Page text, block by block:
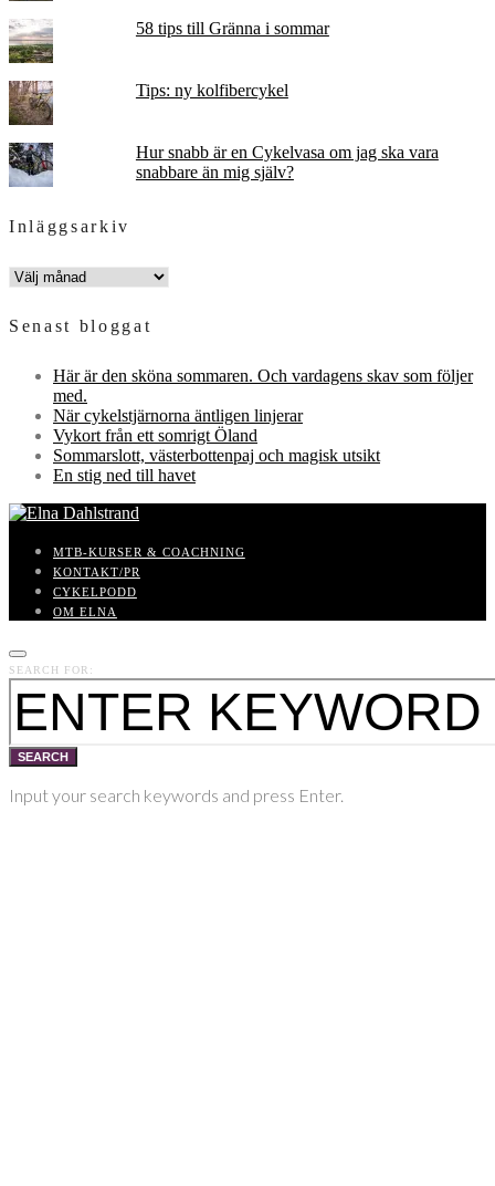
58 tips till Gränna i sommar
Tips: ny kolfibercykel
Hur snabb är en Cykelvasa om jag ska vara
snabbare än mig själv?
Inläggsarkiv
INLÄGGSARKIV
Senast bloggat
Här är den sköna sommaren. Och vardagens skav som följer
med.
När cykelstjärnorna äntligen linjerar
Vykort från ett somrigt Öland
Sommarslott, västerbottenpaj och magisk utsikt
En stig ned till havet
MTB-KURSER & COACHNING
KONTAKT/PR
CYKELPODD
OM ELNA
SEARCH FOR:
SEARCH
Input your search keywords and press Enter.